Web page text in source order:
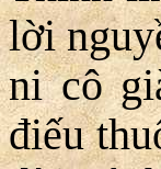
lời
ni cô
điếu